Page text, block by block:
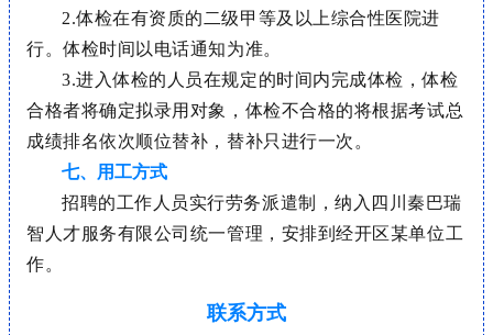
2.体检在有资质的二级甲等及以上综合性医院进
行。体检时间以电话通知为准。
3.进入体检的人员在规定的时间内完成体检，体检
合格者将确定拟录用对象，体检不合格的将根据考试总
成绩排名依次顺位替补，替补只进行一次。
七、用工方式
招聘的工作人员实行劳务派遣制，纳入四川秦巴瑞
智人才服务有限公司统一管理，安排到经开区某单位工
作。
联系方式